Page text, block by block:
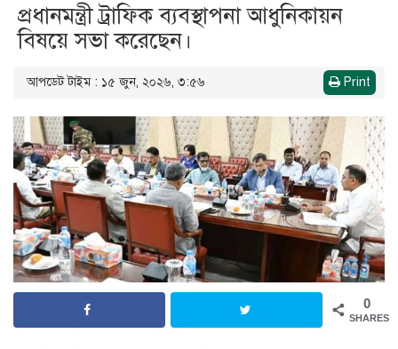
প্রধানমন্ত্রী ট্রাফিক ব্যবস্থাপনা আধুনিকায়ন
বিষয়ে সভা করেছেন।
আপডেট টাইম : ১৫ জুন, ২০২৬, ৩:৫৬ Print
0
SHARES